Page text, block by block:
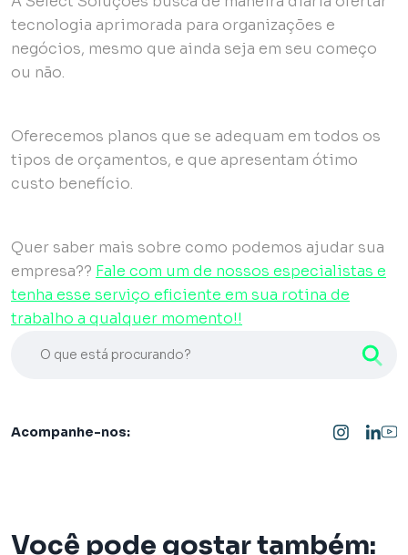
tecnologia aprimorada para organizações e
negócios, mesmo que ainda seja em seu começo
ou não.
Oferecemos planos que se adequam em todos os
tipos de orçamentos, e que apresentam ótimo
custo benefício.
Quer saber mais sobre como podemos ajudar sua
empresa?? Fale com um de nossos especialistas e
tenha esse serviço eficiente em sua rotina de
trabalho a qualquer momento!!
Acompanhe-nos:
Você pode gostar também: